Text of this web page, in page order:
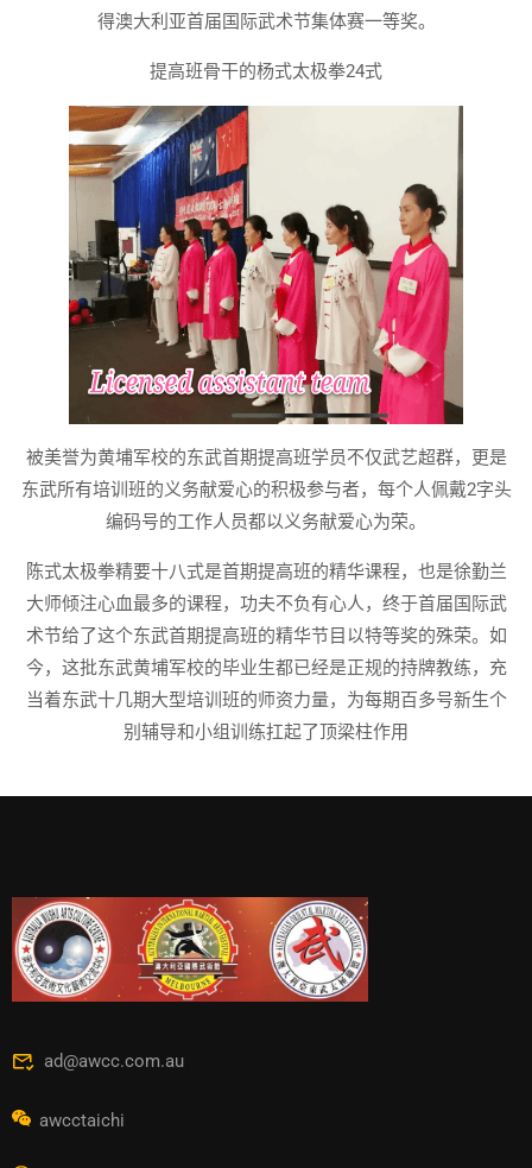
得澳大利亚首届国际武术节集体赛一等奖。
提高班骨干的杨式太极拳24式
被美誉为黄埔军校的东武首期提高班学员不仅武艺超群，更是
东武所有培训班的义务献爱心的积极参与者，每个人佩戴2字头
编码号的工作人员都以义务献爱心为荣。
陈式太极拳精要十八式是首期提高班的精华课程，也是徐勤兰
大师倾注心血最多的课程，功夫不负有心人，终于首届国际武
术节给了这个东武首期提高班的精华节目以特等奖的殊荣。如
今，这批东武黄埔军校的毕业生都已经是正规的持牌教练，充
当着东武十几期大型培训班的师资力量，为每期百多号新生个
别辅导和小组训练扛起了顶梁柱作用
ad@awcc.com.au
awcctaichi